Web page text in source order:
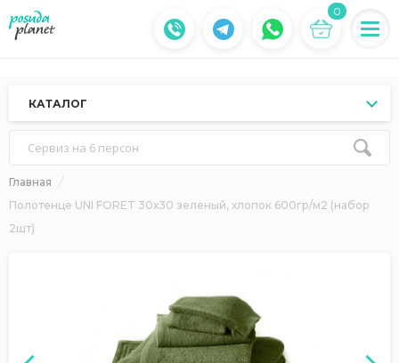
0
КАТАЛОГ
Сервиз на 6 персон
Главная
Полотенце UNI FORET 30х30 зеленый, хлопок 600гр/м2 (набор
2шт)